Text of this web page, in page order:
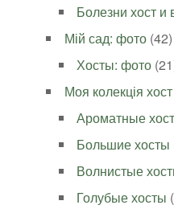
Болезни хост и
Мій сад: фото (42)
Хосты: фото
Моя колекція хост
Ароматные
Большие хосты
Волнистые
Голубые хосты